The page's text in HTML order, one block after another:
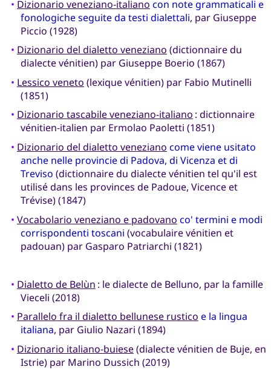
• Dizionario veneziano-italiano con note grammaticali e
fonologiche seguite da testi dialettali, par Giuseppe
Piccio (1928)
• Dizionario del dialetto veneziano (dictionnaire du
dialecte vénitien) par Giuseppe Boerio (1867)
• Lessico veneto (lexique vénitien) par Fabio Mutinelli
(1851)
• Dizionario tascabile veneziano-italiano : dictionnaire
vénitien-italien par Ermolao Paoletti (1851)
• Dizionario del dialetto veneziano come viene usitato
anche nelle provincie di Padova, di Vicenza et di
Treviso (dictionnaire du dialecte vénitien tel qu'il est
utilisé dans les provinces de Padoue, Vicence et
Trévise) (1847)
• Vocabolario veneziano e padovano co' termini e modi
corrispondenti toscani (vocabulaire vénitien et
padouan) par Gasparo Patriarchi (1821)
• Dialetto de Belùn : le dialecte de Belluno, par la famille
Vieceli (2018)
• Parallelo fra il dialetto bellunese rustico e la lingua
italiana, par Giulio Nazari (1894)
• Dizionario italiano-buiese(dialecte vénitien de Buje, en
Istrie) par Marino Dussich (2019)